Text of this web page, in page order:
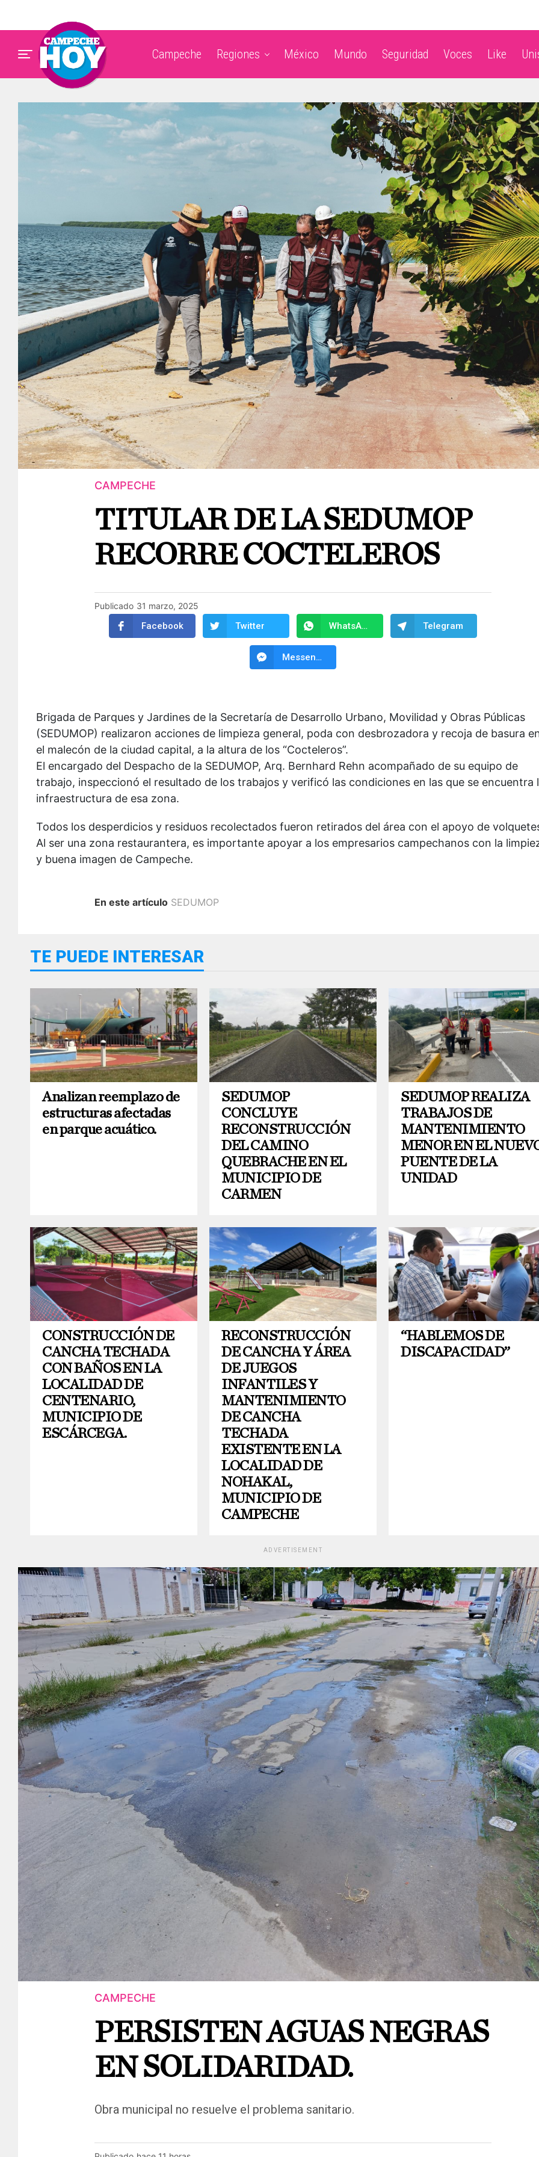
Campeche Regiones México Mundo Seguridad Voces Like
CAMPECHE
TITULAR DE LA SEDUMOP
RECORRE COCTELEROS
Publicado 31 marzo, 2025
Facebook Twitter WhatsApp Telegram
Messenger
Brigada de Parques y Jardines de la Secretaría de Desarrollo Urbano, Movilidad y Obras Públicas
(SEDUMOP) realizaron acciones de limpieza general, poda con desbrozadora y recoja de basura
el malecón de la ciudad capital, a la altura de los “Cocteleros”.
El encargado del Despacho de la SEDUMOP, Arq. Bernhard Rehn acompañado de su equipo de
trabajo, inspeccionó el resultado de los trabajos y verificó las condiciones en las que se encuentra
infraestructura de esa zona.
Todos los desperdicios y residuos recolectados fueron retirados del área con el apoyo de
Al ser una zona restaurantera, es importante apoyar a los empresarios campechanos con la
y buena imagen de Campeche.
En este artículo SEDUMOP
TE PUEDE INTERESAR
Analizan reemplazo de
estructuras afectadas
en parque acuático.
SEDUMOP
CONCLUYE
RECONSTRUCCIÓN
DEL CAMINO
QUEBRACHE EN EL
MUNICIPIO DE
CARMEN
SEDUMOP REALIZA
TRABAJOS DE
MANTENIMIENTO
MENOR EN EL
PUENTE DE LA
UNIDAD
CONSTRUCCIÓN DE
CANCHA TECHADA
CON BAÑOS EN LA
LOCALIDAD DE
CENTENARIO,
MUNICIPIO DE
ESCÁRCEGA.
RECONSTRUCCIÓN
DE CANCHA Y ÁREA
DE JUEGOS
INFANTILES Y
MANTENIMIENTO
DE CANCHA
TECHADA
EXISTENTE EN LA
LOCALIDAD DE
NOHAKAL,
MUNICIPIO DE
CAMPECHE
“HABLEMOS DE
DISCAPACIDAD”
ADVERTISEMENT
CAMPECHE
PERSISTEN AGUAS NEGRAS
EN SOLIDARIDAD.
Obra municipal no resuelve el problema sanitario.